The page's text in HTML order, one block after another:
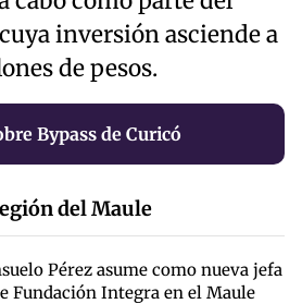
inversión asciende a
de pesos.
Bypass de Curicó
del Maule
Pérez asume como nueva jefa
Fundación Integra en el Maule